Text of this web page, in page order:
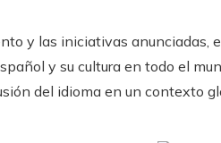
y las iniciativas anunciadas,
y su cultura en todo el
del idioma en un contexto